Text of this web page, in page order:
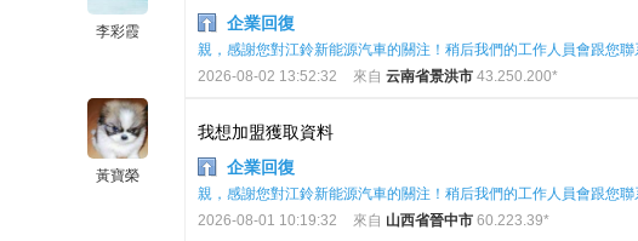
李彩霞
企業回復
親，感謝您對江鈴新能源汽車的關注！稍后我們的工作人員會跟您聯
2026-08-02 13:52:32
來自 云南省景洪市 43.250.200*
黃寶榮
我想加盟獲取資料
企業回復
親，感謝您對江鈴新能源汽車的關注！稍后我們的工作人員會跟您聯
2026-08-01 10:19:32
來自 山西省晉中市 60.223.39*